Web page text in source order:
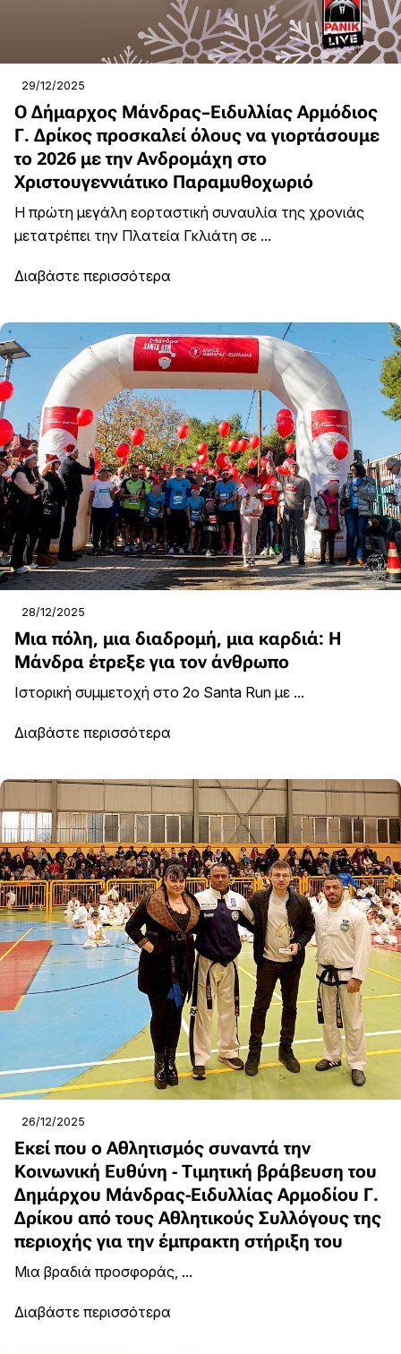
29/12/2025
Ο Δήμαρχος Μάνδρας–Ειδυλλίας Αρμόδιος
Γ. Δρίκος προσκαλεί όλους να γιορτάσουμε
το 2026 με την Ανδρομάχη στο
Χριστουγεννιάτικο Παραμυθοχωριό
Η πρώτη μεγάλη εορταστική συναυλία της χρονιάς
μετατρέπει την Πλατεία Γκλιάτη σε ...
Διαβάστε περισσότερα
28/12/2025
Μια πόλη, μια διαδρομή, μια καρδιά: Η
Μάνδρα έτρεξε για τον άνθρωπο
Ιστορική συμμετοχή στο 2ο Santa Run με ...
Διαβάστε περισσότερα
26/12/2025
Εκεί που ο Αθλητισμός συναντά την
Κοινωνική Ευθύνη - Τιμητική βράβευση του
Δημάρχου Μάνδρας-Ειδυλλίας Αρμοδίου Γ.
Δρίκου από τους Αθλητικούς Συλλόγους της
περιοχής για την έμπρακτη στήριξη του
Μια βραδιά προσφοράς, ...
Διαβάστε περισσότερα